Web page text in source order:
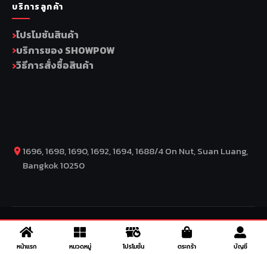
หน้าแรก หมวดหมู่ โปรโมชั่น ตระกร้า บัญชี
บริการลูกค้า
โปรโมชันสินค้า
บริการของ SHOWPOW
วิธีการสั่งซื้อสินค้า
1696, 1698, 1690, 1692, 1694, 1688/4 On Nut, Suan Luang,
Bangkok 10250
COPYRIGHT BY COMP MOTO CO., LTD © 2026– SuperBike x
SuperDrive – ข่าวรถยนต์ รีวิวรถยนต์ไฟฟ้า ข่าวรถไฟฟ้า ข่าวรถ
จักรยานยนต์ รีวิวมอเตอร์ไซค์ ข่าวมอเตอร์ไซค์ รถยนต์ รถไฟฟ้า